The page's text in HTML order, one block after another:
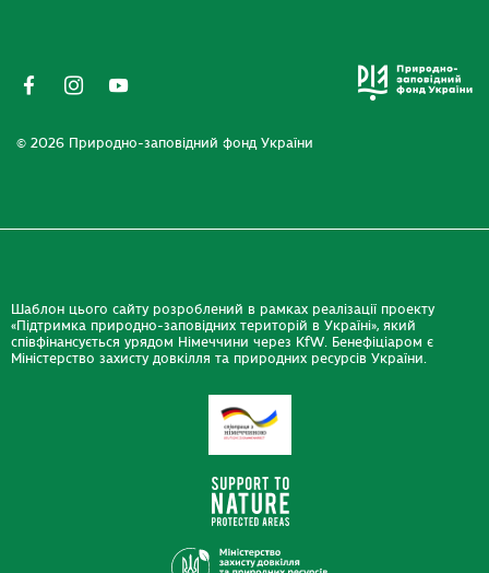
© 2026 Природно-заповідний фонд України
Шаблон цього сайту розроблений в рамках реалізації проекту
«Підтримка природно-заповідних територій в Україні», який
співфінансується урядом Німеччини через KfW. Бенефіціаром є
Міністерство захисту довкілля та природних ресурсів України.